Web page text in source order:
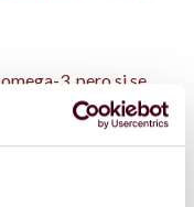
3, pero si se
o grasas saludables,
FIV?